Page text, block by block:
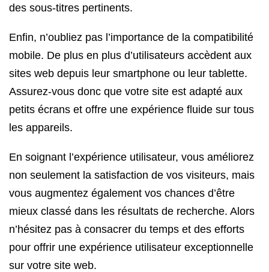
des sous-titres pertinents.
Enfin, n’oubliez pas l’importance de la compatibilité
mobile. De plus en plus d’utilisateurs accèdent aux
sites web depuis leur smartphone ou leur tablette.
Assurez-vous donc que votre site est adapté aux
petits écrans et offre une expérience fluide sur tous
les appareils.
En soignant l’expérience utilisateur, vous améliorez
non seulement la satisfaction de vos visiteurs, mais
vous augmentez également vos chances d’être
mieux classé dans les résultats de recherche. Alors
n’hésitez pas à consacrer du temps et des efforts
pour offrir une expérience utilisateur exceptionnelle
sur votre site web.